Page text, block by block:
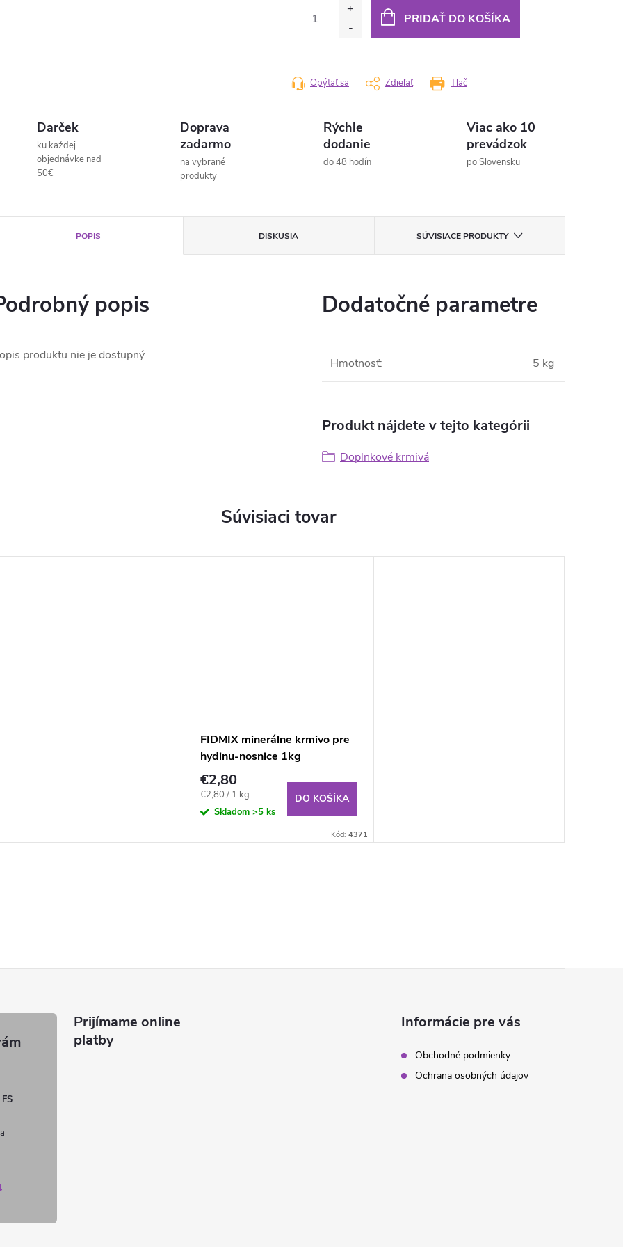
PRIDAŤ DO KOŠÍKA
Tlač
Opýtať sa Zdieľať
Darček
ku každej
objednávke nad
50€
Doprava
zadarmo
na vybrané
produkty
Rýchle
dodanie
do 48 hodín
Viac ako 10
prevádzok
po Slovensku
POPIS DISKUSIA SÚVISIACE PRODUKTY
popis
produktu nie je dostupný
Dodatočné parametre
Hmotnosť: 5 kg
Produkt nájdete v tejto kategórii
Doplnkové krmivá
Súvisiaci tovar
FIDMIX minerálne krmivo pre
hydinu-nosnice 1kg
€2,80
Jednotková
cena:
€2,80 / 1 kg
Skladom >5 ks
DO KOŠÍKA
Kód: 4371
Prijímame online
platby
Informácie pre vás
Obchodné podmienky
Ochrana osobných údajov